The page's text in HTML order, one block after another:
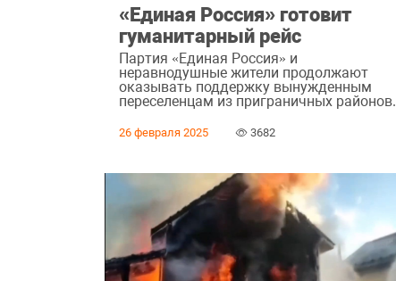
«Единая Россия» готовит
гуманитарный рейс
Партия «Единая Россия» и
неравнодушные жители продолжают
оказывать поддержку вынужденным
переселенцам из приграничных районов.
26 февраля 2025 3682